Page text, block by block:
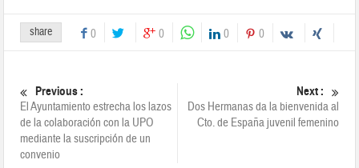
share 0 0 0 0
Previous :
El Ayuntamiento estrecha los lazos
de la colaboración con la UPO
mediante la suscripción de un
convenio
Next :
Dos Hermanas da la bienvenida al
Cto. de España juvenil femenino